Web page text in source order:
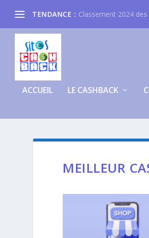
TENDANCE : Classement 2024
ACCUEIL LE CASHBACK
MEILLEUR